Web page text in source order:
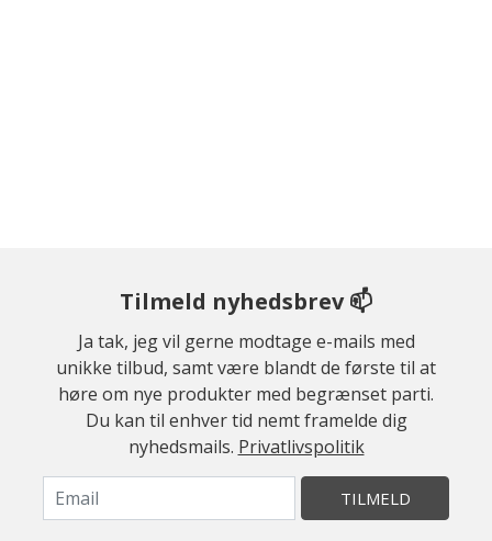
Tilmeld nyhedsbrev 📫
Ja tak, jeg vil gerne modtage e-mails med
unikke tilbud, samt være blandt de første til at
høre om nye produkter med begrænset parti.
Du kan til enhver tid nemt framelde dig
nyhedsmails. Privatlivspolitik
TILMELD